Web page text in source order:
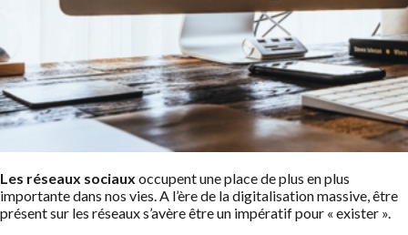
Les réseaux sociaux occupent une place de plus en plus
importante dans nos vies. A l’ère de la digitalisation massive, être
présent sur les réseaux s’avère être un impératif pour « exister ».